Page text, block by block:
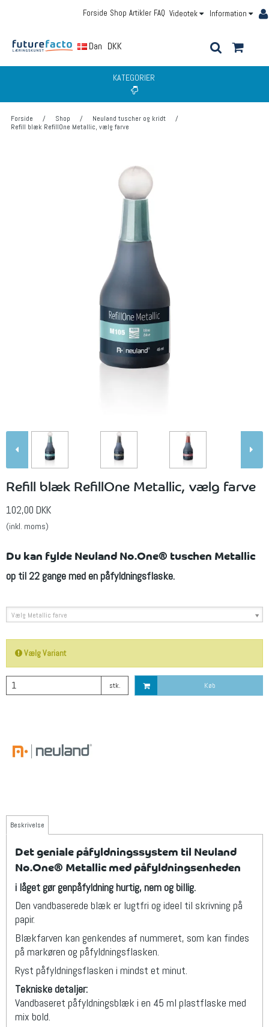
Information
Videotek
FAQ
Artikler
Shop
Forside
DanskDKK
KATEGORIER
Forside / Shop / Neuland tuscher og kridt
/
Refill blæk RefillOne Metallic, vælg farve
Refill blæk RefillOne Metallic, vælg farve
102,00 DKK
(inkl. moms)
Du kan fylde Neuland No.One® tuschen Metallic
op til 22 gange med en påfyldningsflaske.
Vælg Metallic farve
Vælg Variant
stk. Køb
Beskrivelse
Det geniale påfyldningssystem til Neuland
No.One® Metallic med påfyldningsenheden
i låget gør genpåfyldning hurtig, nem og billig.
Den vandbaserede blæk er lugtfri og ideel til skrivning på
papir.
Blækfarven kan genkendes af nummeret, som kan findes
på markøren og påfyldningsflasken.
Ryst påfyldningsflasken i mindst et minut.
Tekniske detaljer:
Vandbaseret påfyldningsblæk i en 45 ml plastflaske med
mix bold.